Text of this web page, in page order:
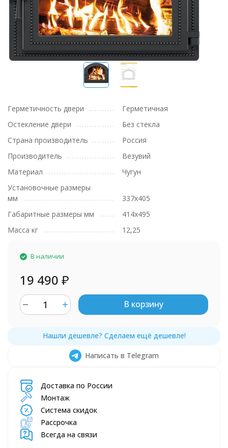
Герметичность двери
Герметичная
Остекление двери
Без стекла
Страна производитель
Россия
Производитель
Везувий
Материал
Чугун
Установочные размеры
мм
337х405
Габаритные размеры мм
414х495
Масса кг
12,25
В наличии
19 490 ₽
В корзину
Написать в Telegram
Доставка по России
Монтаж
Система скидок
Рассрочка
Всегда на связи